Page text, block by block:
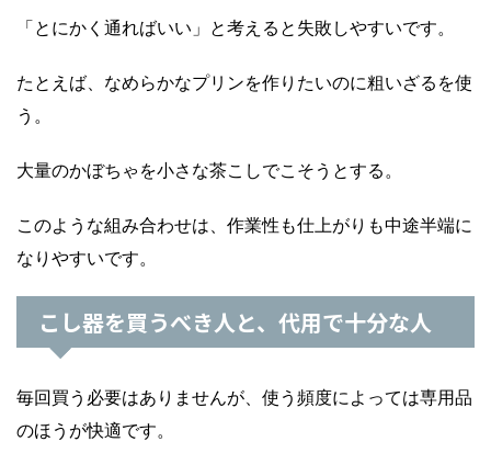
「とにかく通ればいい」と考えると失敗しやすいです。
たとえば、なめらかなプリンを作りたいのに粗いざるを使
う。
大量のかぼちゃを小さな茶こしでこそうとする。
このような組み合わせは、作業性も仕上がりも中途半端に
なりやすいです。
こし器を買うべき人と、代用で十分な人
毎回買う必要はありませんが、使う頻度によっては専用品
のほうが快適です。